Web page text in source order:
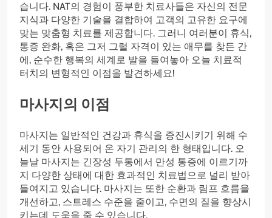
습니다. NAT의 경험이 풍부한 치료사들은 자신의 전문
지식과 다양한 기술을 결합하여 고객의 고유한 요구에
맞는 맞춤형 치료를 제공합니다. 그러니 여러분이 휴식,
통증 완화, 혹은 그저 그럴 자격이 있는 애무를 찾든 간
에, 순수한 행복의 세계로 발을 들여놓아 오늘 치료적
터치의 변형적인 이점을 발견하세요!
마사지의 이점
마사지는 일반적인 건강과 휴식을 증진시키기 위해 수
세기 동안 사용되어 온 자기 관리의 한 형태입니다. 오
늘날 마사지는 긴장성 두통에서 만성 통증에 이르기까
지 다양한 상태에 대한 효과적인 치료법으로 널리 받아
들여지고 있습니다. 마사지는 또한 순환과 림프 흐름을
개선하고, 스트레스 수준을 줄이고, 수면의 질을 향상시
키는데 도움을 줄 수 있습니다.